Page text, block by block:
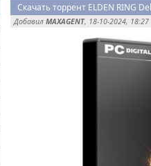
Скачать торрент ELDEN RING
Добавил MAXAGENT, 18-10-2024, 18:27